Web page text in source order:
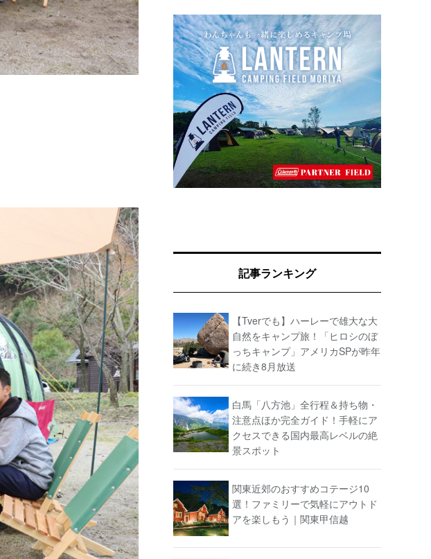
記事ランキング
【Tverでも】ハーレーで雄大な大
自然をキャンプ旅！「ヒロシのぼ
っちキャンプ」アメリカSPが昨年
に続き8月放送
白馬「八方池」全行程＆持ち物・
注意点ほか完全ガイド！手軽にア
クセスできる国内最高レベルの絶
景スポット
関東近郊のおすすめコテージ10
選！ファミリーで気軽にアウトド
アを楽しもう｜関東甲信越